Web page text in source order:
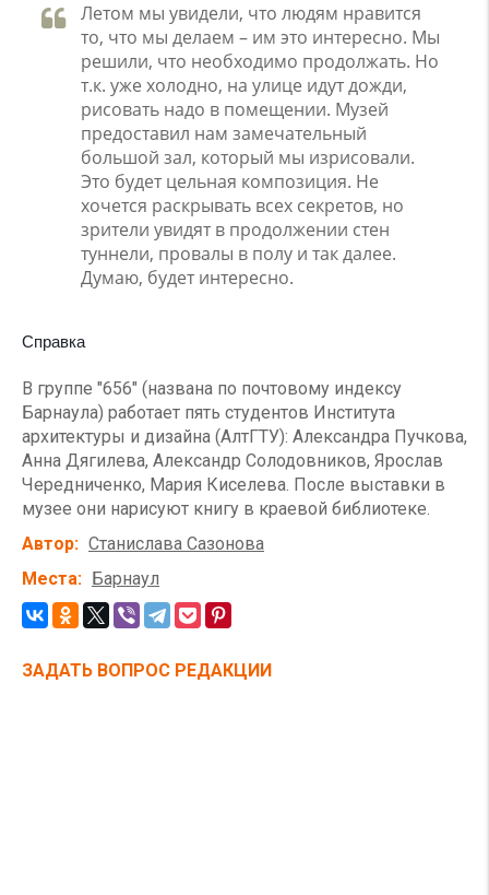
Летом мы увидели, что людям нравится
то, что мы делаем – им это интересно. Мы
решили, что необходимо продолжать. Но
т.к. уже холодно, на улице идут дожди,
рисовать надо в помещении. Музей
предоставил нам замечательный
большой зал, который мы изрисовали.
Это будет цельная композиция. Не
хочется раскрывать всех секретов, но
зрители увидят в продолжении стен
туннели, провалы в полу и так далее.
Думаю, будет интересно.
Справка
В группе "656" (названа по почтовому индексу
Барнаула) работает пять студентов Института
архитектуры и дизайна (АлтГТУ): Александра Пучкова,
Анна Дягилева, Александр Солодовников, Ярослав
Чередниченко, Мария Киселева. После выставки в
музее они нарисуют книгу в краевой библиотеке.
Автор
Станислава Сазонова
Места
Барнаул
ЗАДАТЬ ВОПРОС РЕДАКЦИИ